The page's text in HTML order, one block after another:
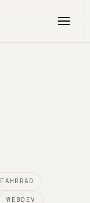
FAHRRAD
WEBDEV